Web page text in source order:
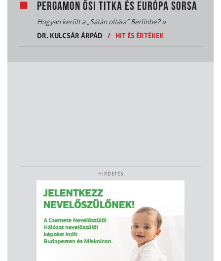
PERGAMON ŐSI TITKA ÉS EURÓPA SORSA
Hogyan került a „Sátán oltára” Berlinbe?»
DR. KULCSÁR ÁRPÁD
/ HIT ÉS ÉRTÉKEK
HIRDETÉS